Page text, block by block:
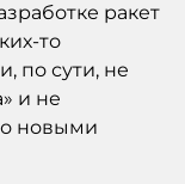
ракет
то
по сути, не
и не
новыми